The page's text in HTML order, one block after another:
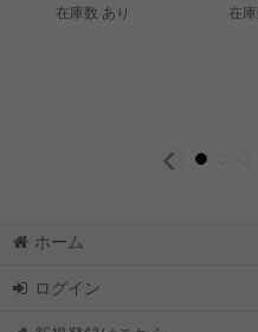
在庫数 あり 在
ホーム
ログイン